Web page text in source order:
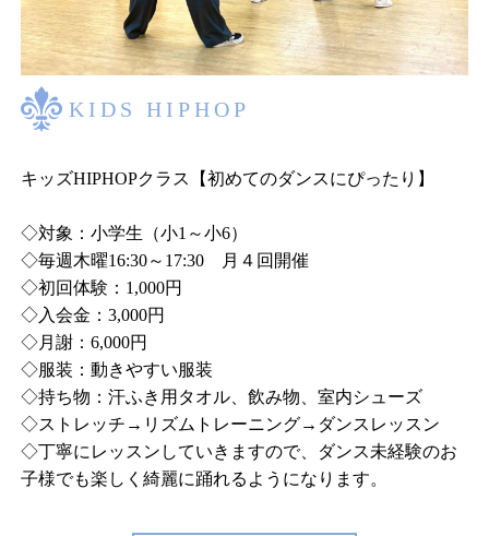
KIDS HIPHOP
キッズHIPHOPクラス【初めてのダンスにぴったり】
◇対象：小学生（小1～小6）
◇毎週木曜16:30～17:30 月４回開催
◇初回体験：1,000円
◇入会金：3,000円
◇月謝：6,000円
◇服装：動きやすい服装
◇持ち物：汗ふき用タオル、飲み物、室内シューズ
◇ストレッチ→リズムトレーニング→ダンスレッスン
◇丁寧にレッスンしていきますので、ダンス未経験のお
子様でも楽しく綺麗に踊れるようになります。